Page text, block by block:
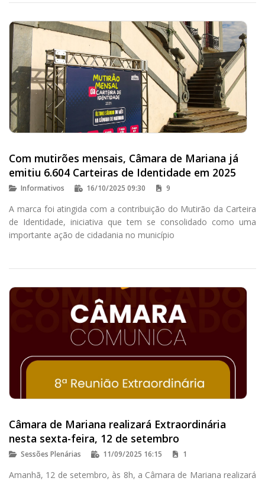
Com mutirões mensais, Câmara de Mariana já
emitiu 6.604 Carteiras de Identidade em 2025
Informativos 16/10/2025 09:30 9
A marca foi atingida com a contribuição do Mutirão da Carteira
de Identidade, iniciativa que tem se consolidado como uma
importante ação de cidadania no município
Câmara de Mariana realizará Extraordinária
nesta sexta-feira, 12 de setembro
Sessões Plenárias 11/09/2025 16:15 1
Amanhã, 12 de setembro, às 8h, a Câmara de Mariana realizará